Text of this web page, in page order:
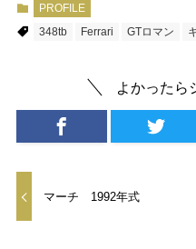
PROFILE
348tb
Ferrari GTロマン
よかったら
マーチ 1992年式